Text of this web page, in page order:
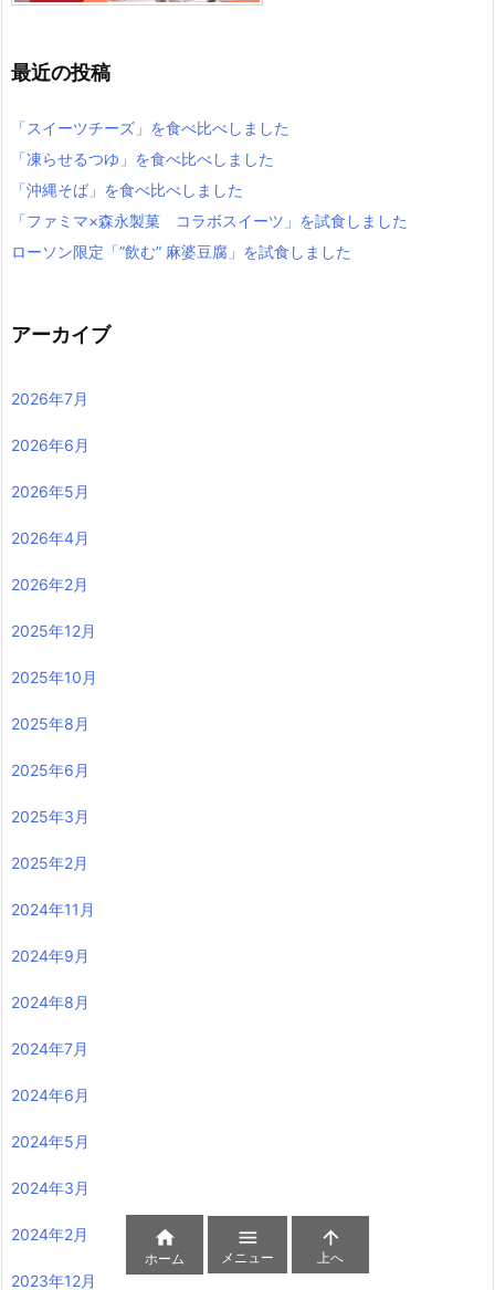
最近の投稿
「スイーツチーズ」を食べ比べしました
「凍らせるつゆ」を食べ比べしました
「沖縄そば」を食べ比べしました
「ファミマ×森永製菓 コラボスイーツ」を試食しました
ローソン限定「”飲む” 麻婆豆腐」を試食しました
アーカイブ
2026年7月
2026年6月
2026年5月
2026年4月
2026年2月
2025年12月
2025年10月
2025年8月
2025年6月
2025年3月
2025年2月
2024年11月
2024年9月
2024年8月
2024年7月
2024年6月
2024年5月
2024年3月
2024年2月
2023年12月

ホーム

メニュー

上へ